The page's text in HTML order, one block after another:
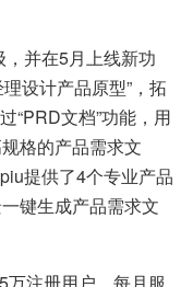
并在5月上线新功
设计产品原型”，拓
“PRD文档”功能，用
格的产品需求文
提供了4个专业产品
键生成产品需求文
注册用户，每月服